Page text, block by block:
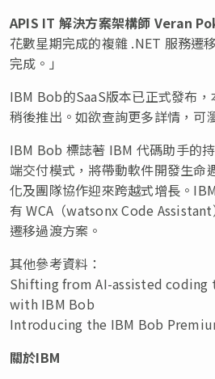
APIS IT 解決方案架構師 Veran
花數星期完成的複雜 .NET 服務遷
完成。」
IBM Bob的SaaS版本已正式發布
稍後推出。如欲查詢更多詳情，
IBM Bob 標誌著 IBM 代碼助手的
端交付模式，將帶動軟件開發生命
化及團隊協作迎來跨越式增長。
有 WCA（watsonx Code
遷移過渡方案。
其他參考資料：
Shifting from AI-assisted coding
with IBM Bob
Introducing the IBM Bob
關於IBM